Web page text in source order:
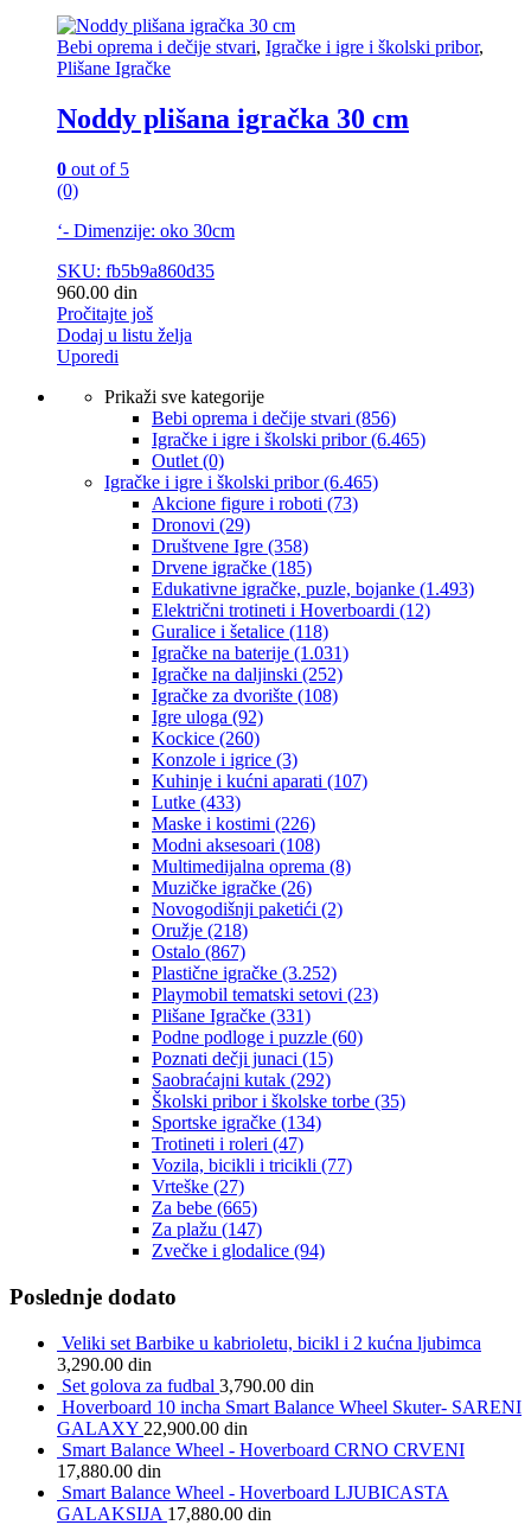
Bebi oprema i dečije stvari, Igračke i igre i školski pribor,
Plišane Igračke
Noddy plišana igračka 30 cm
0 out of 5
(0)
‘- Dimenzije: oko 30cm
SKU: fb5b9a860d35
960.00 din
Pročitajte još
Dodaj u listu želja
Uporedi
Prikaži sve kategorije
Bebi oprema i dečije stvari (856)
Igračke i igre i školski pribor(6.465)
Outlet (0)
Igračke i igre i školski pribor(6.465)
Akcione figure i roboti (73)
Dronovi (29)
Društvene Igre (358)
Drvene igračke (185)
Edukativne igračke, puzle, bojanke (1.493)
Električni trotineti i Hoverboardi (12)
Guralice i šetalice (118)
Igračke na baterije (1.031)
Igračke na daljinski (252)
‎Igračke za dvorište (108)
Igre uloga (92)
Kockice (260)
Konzole i igrice (3)
Kuhinje i kućni aparati (107)
Lutke (433)
Maske i kostimi (226)
Modni aksesoari (108)
Multimedijalna oprema (8)
Muzičke igračke (26)
Novogodišnji paketići (2)
Oružje (218)
Ostalo (867)
Plastične igračke (3.252)
Playmobil tematski setovi (23)
Plišane Igračke (331)
Podne podloge i puzzle (60)
Poznati dečji junaci (15)
Saobraćajni kutak (292)
Školski pribor i školske torbe (35)
Sportske igračke (134)
Trotineti i roleri (47)
Vozila, bicikli i tricikli (77)
Vrteške (27)
Za bebe (665)
Za plažu (147)
Zvečke i glodalice (94)
Poslednje dodato
Veliki set Barbike u kabrioletu, bicikl i 2 kućna ljubimca
3,290.00 din
Set golova za fudbal 3,790.00 din
Hoverboard 10 incha Smart Balance Wheel Skuter- SARENI
GALAXY 22,900.00 din
Smart Balance Wheel - Hoverboard CRNO CRVENI
17,880.00 din
Smart Balance Wheel - Hoverboard LJUBICASTA
GALAKSIJA 17,880.00 din